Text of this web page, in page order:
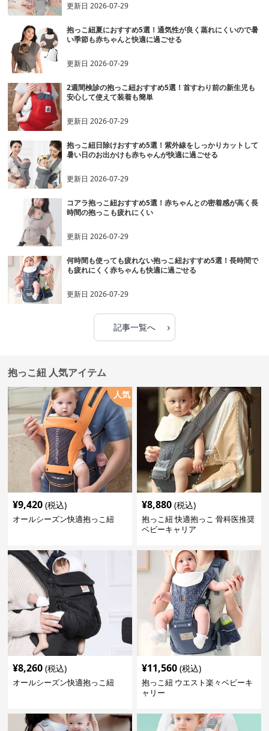
更新日2026-07-29
抱っこ紐夏におすすめ5選！通気性が良く蒸れにくいので暑
い季節も赤ちゃんと快適に過ごせる
更新日2026-07-29
2週間検診の抱っこ紐おすすめ5選！首すわり前の新生児も
安心して使えて装着も簡単
更新日2026-07-29
抱っこ紐日除けおすすめ5選！紫外線をしっかりカットして
暑い日のお出かけも赤ちゃんが快適に過ごせる
更新日2026-07-29
コアラ抱っこ紐おすすめ5選！赤ちゃんとの密着感が高く長
時間の抱っこも疲れにくい
更新日2026-07-29
何時間も使っても疲れない抱っこ紐おすすめ5選！長時間で
も疲れにくく赤ちゃんも快適に過ごせる
更新日2026-07-29
記事一覧へ ›
抱っこ紐 人気アイテム
人気
¥9,420 (税込)
オールシーズン快適抱っこ紐
¥8,880 (税込)
抱っこ紐 快適抱っこ 骨科医推奨
ベビーキャリア
¥8,260 (税込)
オールシーズン快適抱っこ紐
¥11,560 (税込)
抱っこ紐 ウエスト楽々ベビーキ
ャリー